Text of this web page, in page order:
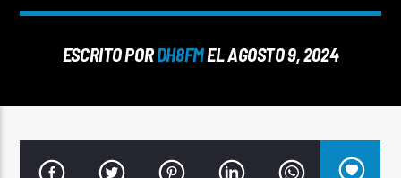
CANCIÓN ACTUAL
ARTISTA
ESCRITO PORDH8FMEL AGOSTO 9, 2024